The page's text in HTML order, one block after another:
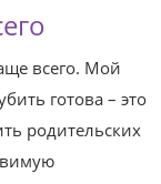
всего. Мой
готова – это
родительских